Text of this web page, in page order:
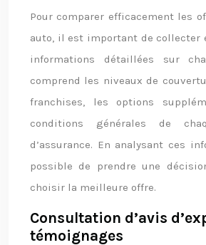
Pour comparer efficacement les
auto, il est important de collecter
informations détaillées sur
comprend les niveaux de
franchises, les options
conditions générales de
d’assurance. En analysant ces
possible de prendre une
choisir la meilleure offre.
Consultation d’avis
témoignages